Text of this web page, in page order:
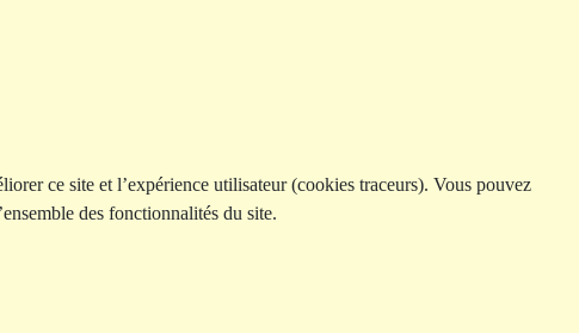
ce site et l’expérience utilisateur (cookies traceurs). Vous pouvez
des fonctionnalités du site.